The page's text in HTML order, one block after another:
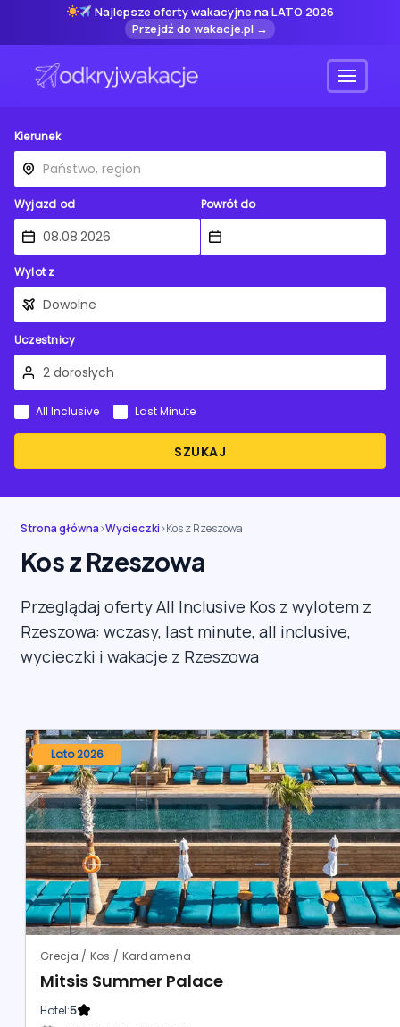
Najlepsze oferty wakacyjne na LATO 2026
Przejdź do wakacje.pl →
Menu
Kierunek
Wyjazd od Powrót do
Wylot z
Uczestnicy
SZUKAJ
All Inclusive Last Minute
Strona główna›Wycieczki›Kos z Rzeszowa
Kos z Rzeszowa
Przeglądaj oferty All Inclusive Kos z wylotem z
Rzeszowa: wczasy, last minute, all inclusive,
wycieczki i wakacje z Rzeszowa
Lato 2026
Grecja / Kos / Kardamena
Mitsis Summer Palace
Hotel:5